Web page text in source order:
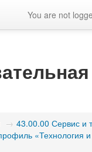
You are not
→ 43.00.00 Сервис и
«Технология и